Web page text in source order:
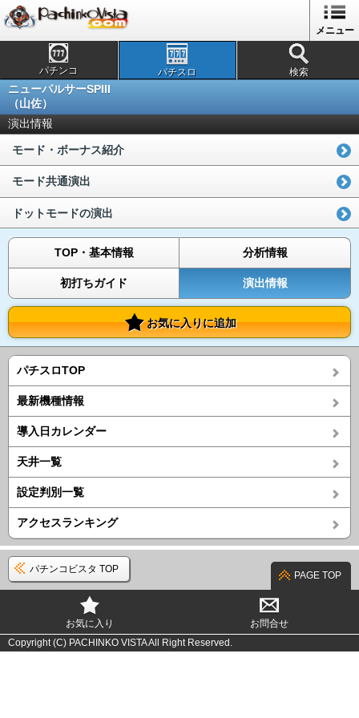
メニュー
パチンコ パチスロ 検索
ニューパルサーSPIII
（山佐）
演出情報
モード・ボーナス紹介
モード共通演出
ドットモードの演出
TOP・基本情報 分析情報
初打ちガイド 演出情報
お気に入りに追加
パチスロTOP
最新機種情報
導入日カレンダー
天井一覧
設定判別一覧
アクセスランキング
パチンコビスタ TOP
PAGE TOP
お気に入り
お問合せ
Copyright (C) PACHINKO VISTA All Right Reserved.